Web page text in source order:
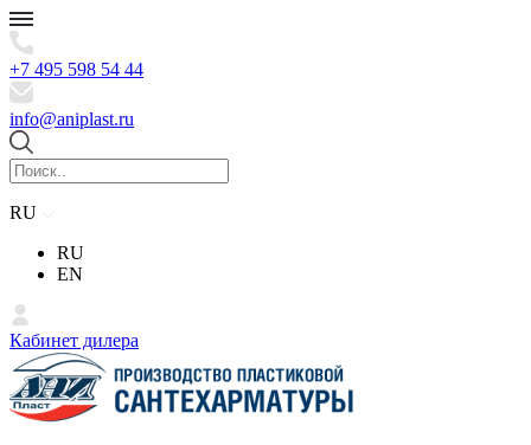
+7 495 598 54 44
info@aniplast.ru
RU
RU
EN
Кабинет дилера